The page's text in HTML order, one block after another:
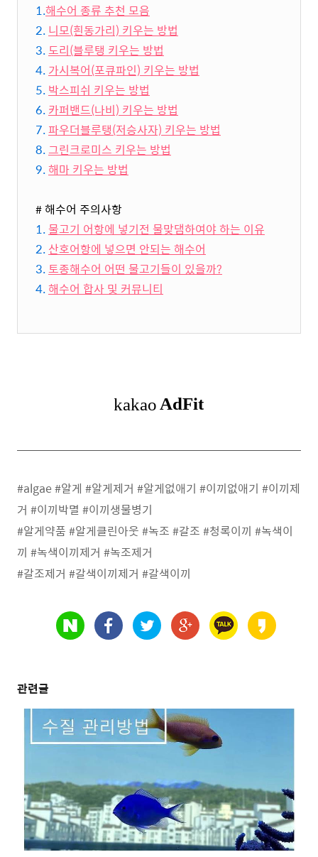
1.해수어 종류 추천 모음
2. 니모(흰동가리) 키우는 방법
3.도리(블루탱 키우는 방법
4. 가시복어(포큐파인) 키우는 방법
5. 박스피쉬 키우는 방법
6. 카퍼밴드(나비) 키우는 방법
7.파우더블루탱(저승사자) 키우는 방법
8.그린크로미스 키우는 방법
9.해마 키우는 방법
# 해수어 주의사항
1.물고기 어항에 넣기전 물맞댐하여야 하는 이유
2. 산호어항에 넣으면 안되는 해수어
3.토종해수어 어떤 물고기들이 있을까?
4.해수어 합사 및 커뮤니티
#algae #알게 #알게제거 #알게없애기 #이끼없애기 #이끼제
거 #이끼박멸 #이끼생물병기
#알게약품 #알게클린아웃 #녹조 #갈조 #청록이끼 #녹색이
끼 #녹색이끼제거 #녹조제거
#갈조제거 #갈색이끼제거 #갈색이끼
관련글